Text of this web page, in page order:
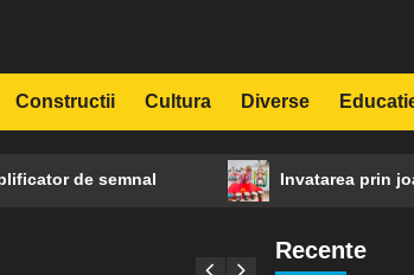
Constructii Cultura Diverse
de semnal Invatarea prin joaca.
Recente